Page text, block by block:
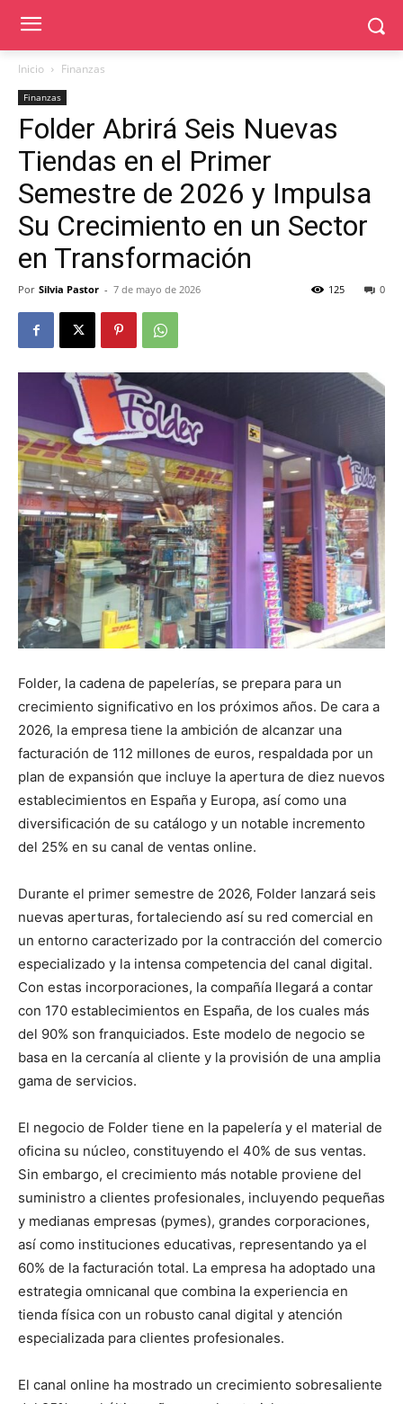
Inicio Finanzas
Finanzas
Folder Abrirá Seis Nuevas
Tiendas en el Primer
Semestre de 2026 y Impulsa
Su Crecimiento en un Sector
en Transformación
Por Silvia Pastor - 7 de mayo de 2026 0
125
Folder, la cadena de papelerías, se prepara para un
crecimiento significativo en los próximos años. De cara a
2026, la empresa tiene la ambición de alcanzar una
facturación de 112 millones de euros, respaldada por un
plan de expansión que incluye la apertura de diez nuevos
establecimientos en España y Europa, así como una
diversificación de su catálogo y un notable incremento
del 25% en su canal de ventas online.
Durante el primer semestre de 2026, Folder lanzará seis
nuevas aperturas, fortaleciendo así su red comercial en
un entorno caracterizado por la contracción del comercio
especializado y la intensa competencia del canal digital.
Con estas incorporaciones, la compañía llegará a contar
con 170 establecimientos en España, de los cuales más
del 90% son franquiciados. Este modelo de negocio se
basa en la cercanía al cliente y la provisión de una amplia
gama de servicios.
El negocio de Folder tiene en la papelería y el material de
oficina su núcleo, constituyendo el 40% de sus ventas.
Sin embargo, el crecimiento más notable proviene del
suministro a clientes profesionales, incluyendo pequeñas
y medianas empresas (pymes), grandes corporaciones,
así como instituciones educativas, representando ya el
60% de la facturación total. La empresa ha adoptado una
estrategia omnicanal que combina la experiencia en
tienda física con un robusto canal digital y atención
especializada para clientes profesionales.
El canal online ha mostrado un crecimiento sobresaliente